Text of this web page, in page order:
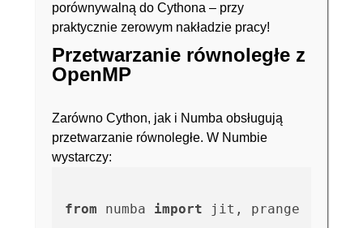
porównywalną do Cythona – przy
praktycznie zerowym nakładzie pracy!
Przetwarzanie równoległe z
OpenMP
Zarówno Cython, jak i Numba obsługują
przetwarzanie równoległe. W Numbie
wystarczy:
from numba import jit, prange